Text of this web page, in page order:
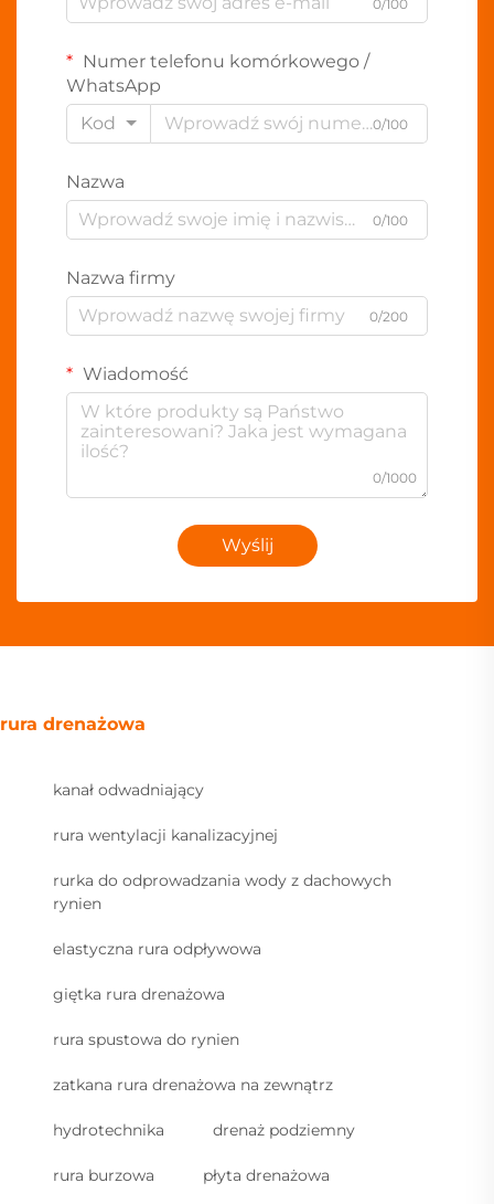
0/100
Numer telefonu komórkowego /
WhatsApp
Kod
0/100
Nazwa
0/100
Nazwa firmy
0/200
Wiadomość
0/1000
Wyślij
rura drenażowa
kanał odwadniający
rura wentylacji kanalizacyjnej
rurka do odprowadzania wody z dachowych
rynien
elastyczna rura odpływowa
giętka rura drenażowa
rura spustowa do rynien
zatkana rura drenażowa na zewnątrz
hydrotechnika drenaż podziemny
rura burzowa płyta drenażowa